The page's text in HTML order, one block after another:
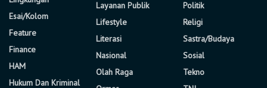
Esai/Kolom
Feature
Finance
HAM
Hukum Dan Kriminal
Layanan Publik
Lifestyle
Literasi
Nasional
Olah Raga
Politik
Religi
Sastra/Budaya
Sosial
Tekno